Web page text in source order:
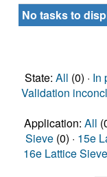
No tasks to
State: All (0) · In
Validation
Application: All
Sieve (0) · 15e
16e Lattice